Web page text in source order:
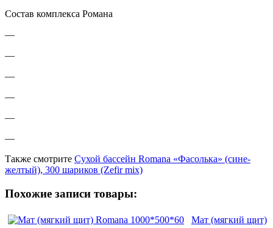
Состав комплекса Романа
—
—
—
—
—
—
Также смотрите Сухой бассейн Romana «Фасолька» (сине-
желтый), 300 шариков (Zefir mix)
Похожие записи товары:
Мат (мягкий щит)